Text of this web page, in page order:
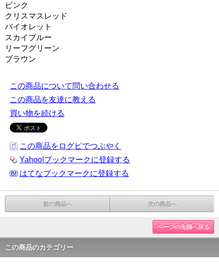
ピンク
クリスマスレッド
バイオレット
スカイブルー
リーフグリーン
ブラウン
この商品について問い合わせる
この商品を友達に教える
買い物を続ける
この商品をログピでつぶやく
Yahoo!ブックマークに登録する
はてなブックマークに登録する
前の商品へ 次の商品へ
ページの先頭へ戻る
この商品のカテゴリー